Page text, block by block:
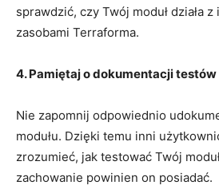
‍sprawdzić, ‌czy ‍Twój⁤ moduł‌ działa⁢ z
zasobami Terraforma.
4. Pamiętaj o dokumentacji ‌testów
Nie ‍zapomnij odpowiednio
modułu. Dzięki temu inni⁢
zrozumieć, jak ​testować‌ Twój
zachowanie ⁣powinien on ‍posiadać.